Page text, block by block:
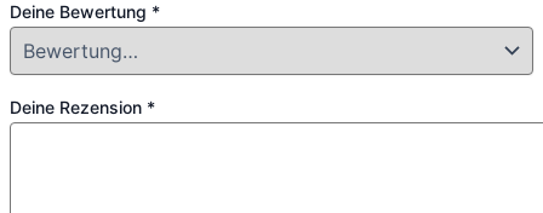
Deine Bewertung *
Deine Rezension *